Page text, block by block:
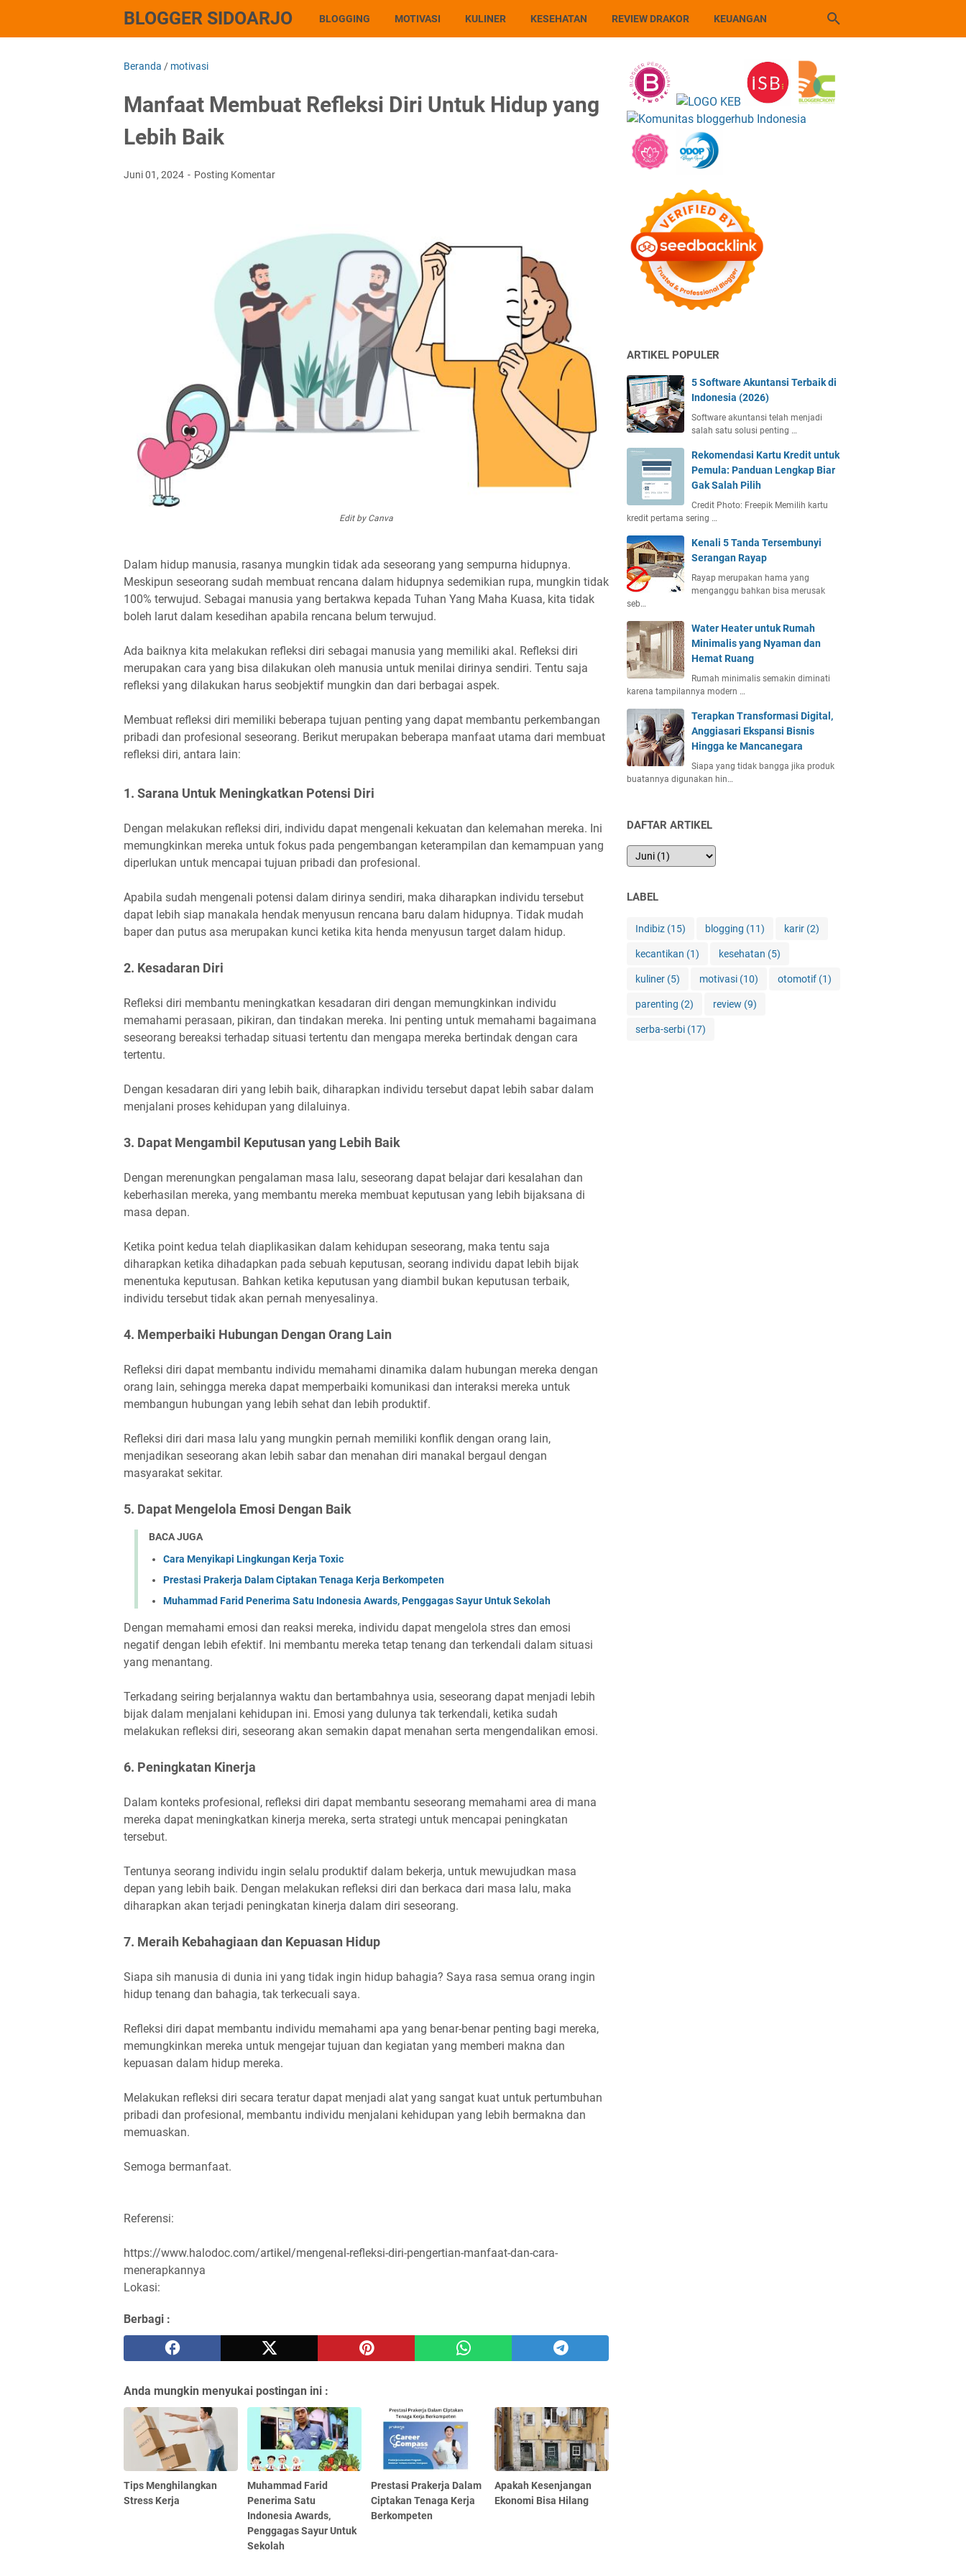
BLOGGER SIDOARJO BLOGGING MOTIVASI KULINER KESEHATAN REVIEW DRAKOR KEUANGAN
Beranda / motivasi
Manfaat Membuat Refleksi Diri Untuk Hidup yang
Lebih Baik
Juni 01, 2024 Posting Komentar
Edit by Canva
Dalam hidup manusia, rasanya mungkin tidak ada seseorang yang sempurna hidupnya.
Meskipun seseorang sudah membuat rencana dalam hidupnya sedemikian rupa, mungkin tidak
100% terwujud. Sebagai manusia yang bertakwa kepada Tuhan Yang Maha Kuasa, kita tidak
boleh larut dalam kesedihan apabila rencana belum terwujud.
Ada baiknya kita melakukan refleksi diri sebagai manusia yang memiliki akal. Refleksi diri
merupakan cara yang bisa dilakukan oleh manusia untuk menilai dirinya sendiri. Tentu saja
refleksi yang dilakukan harus seobjektif mungkin dan dari berbagai aspek.
Membuat refleksi diri memiliki beberapa tujuan penting yang dapat membantu perkembangan
pribadi dan profesional seseorang. Berikut merupakan beberapa manfaat utama dari membuat
refleksi diri, antara lain:
1. Sarana Untuk Meningkatkan Potensi Diri
Dengan melakukan refleksi diri, individu dapat mengenali kekuatan dan kelemahan mereka. Ini
memungkinkan mereka untuk fokus pada pengembangan keterampilan dan kemampuan yang
diperlukan untuk mencapai tujuan pribadi dan profesional.
Apabila sudah mengenali potensi dalam dirinya sendiri, maka diharapkan individu tersebut
dapat lebih siap manakala hendak menyusun rencana baru dalam hidupnya. Tidak mudah
baper dan putus asa merupakan kunci ketika kita henda menyusun target dalam hidup.
2. Kesadaran Diri
Refleksi diri membantu meningkatkan kesadaran diri dengan memungkinkan individu
memahami perasaan, pikiran, dan tindakan mereka. Ini penting untuk memahami bagaimana
seseorang bereaksi terhadap situasi tertentu dan mengapa mereka bertindak dengan cara
tertentu.
Dengan kesadaran diri yang lebih baik, diharapkan individu tersebut dapat lebih sabar dalam
menjalani proses kehidupan yang dilaluinya.
3. Dapat Mengambil Keputusan yang Lebih Baik
Dengan merenungkan pengalaman masa lalu, seseorang dapat belajar dari kesalahan dan
keberhasilan mereka, yang membantu mereka membuat keputusan yang lebih bijaksana di
masa depan.
Ketika point kedua telah diaplikasikan dalam kehidupan seseorang, maka tentu saja
diharapkan ketika dihadapkan pada sebuah keputusan, seorang individu dapat lebih bijak
menentuka keputusan. Bahkan ketika keputusan yang diambil bukan keputusan terbaik,
individu tersebut tidak akan pernah menyesalinya.
4. Memperbaiki Hubungan Dengan Orang Lain
Refleksi diri dapat membantu individu memahami dinamika dalam hubungan mereka dengan
orang lain, sehingga mereka dapat memperbaiki komunikasi dan interaksi mereka untuk
membangun hubungan yang lebih sehat dan lebih produktif.
Refleksi diri dari masa lalu yang mungkin pernah memiliki konflik dengan orang lain,
menjadikan seseorang akan lebih sabar dan menahan diri manakal bergaul dengan
masyarakat sekitar.
5. Dapat Mengelola Emosi Dengan Baik
BACA JUGA
Cara Menyikapi Lingkungan Kerja Toxic
Prestasi Prakerja Dalam Ciptakan Tenaga Kerja Berkompeten
Muhammad Farid Penerima Satu Indonesia Awards, Penggagas Sayur Untuk Sekolah
Dengan memahami emosi dan reaksi mereka, individu dapat mengelola stres dan emosi
negatif dengan lebih efektif. Ini membantu mereka tetap tenang dan terkendali dalam situasi
yang menantang.
Terkadang seiring berjalannya waktu dan bertambahnya usia, seseorang dapat menjadi lebih
bijak dalam menjalani kehidupan ini. Emosi yang dulunya tak terkendali, ketika sudah
melakukan refleksi diri, seseorang akan semakin dapat menahan serta mengendalikan emosi.
6. Peningkatan Kinerja
Dalam konteks profesional, refleksi diri dapat membantu seseorang memahami area di mana
mereka dapat meningkatkan kinerja mereka, serta strategi untuk mencapai peningkatan
tersebut.
Tentunya seorang individu ingin selalu produktif dalam bekerja, untuk mewujudkan masa
depan yang lebih baik. Dengan melakukan refleksi diri dan berkaca dari masa lalu, maka
diharapkan akan terjadi peningkatan kinerja dalam diri seseorang.
7. Meraih Kebahagiaan dan Kepuasan Hidup
Siapa sih manusia di dunia ini yang tidak ingin hidup bahagia? Saya rasa semua orang ingin
hidup tenang dan bahagia, tak terkecuali saya.
Refleksi diri dapat membantu individu memahami apa yang benar-benar penting bagi mereka,
memungkinkan mereka untuk mengejar tujuan dan kegiatan yang memberi makna dan
kepuasan dalam hidup mereka.
Melakukan refleksi diri secara teratur dapat menjadi alat yang sangat kuat untuk pertumbuhan
pribadi dan profesional, membantu individu menjalani kehidupan yang lebih bermakna dan
memuaskan.
Semoga bermanfaat.
Referensi:
https://www.halodoc.com/artikel/mengenal-refleksi-diri-pengertian-manfaat-dan-cara-
menerapkannya
Lokasi:
Berbagi :
Anda mungkin menyukai postingan ini :
Tips Menghilangkan
Stress Kerja
Muhammad Farid
Penerima Satu
Indonesia Awards,
Penggagas Sayur Untuk
Sekolah
Prestasi Prakerja Dalam
Ciptakan Tenaga Kerja
Berkompeten
Apakah Kesenjangan
Ekonomi Bisa Hilang
ARTIKEL POPULER
5 Software Akuntansi Terbaik di
Indonesia (2026)
Software akuntansi telah menjadi
salah satu solusi penting …
Rekomendasi Kartu Kredit untuk
Pemula: Panduan Lengkap Biar
Gak Salah Pilih
Credit Photo: Freepik Memilih kartu
kredit pertama sering …
Kenali 5 Tanda Tersembunyi
Serangan Rayap
Rayap merupakan hama yang
menganggu bahkan bisa merusak
seb…
Water Heater untuk Rumah
Minimalis yang Nyaman dan
Hemat Ruang
Rumah minimalis semakin diminati
karena tampilannya modern …
Terapkan Transformasi Digital,
Anggiasari Ekspansi Bisnis
Hingga ke Mancanegara
Siapa yang tidak bangga jika produk
buatannya digunakan hin…
DAFTAR ARTIKEL
LABEL
Indibiz (15) blogging (11) karir (2)
kecantikan (1) kesehatan (5)
kuliner (5) motivasi (10) otomotif (1)
parenting (2) review (9)
serba-serbi (17)